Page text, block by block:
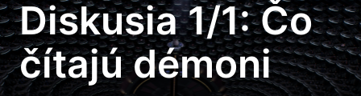
Diskusia 1/1: Čo
čítajú démoni